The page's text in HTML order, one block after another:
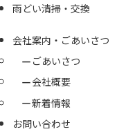
雨どい清掃・交換
会社案内・ごあいさつ
ごあいさつ
会社概要
新着情報
お問い合わせ